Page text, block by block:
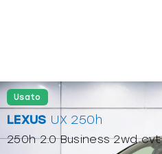
Usato
LEXUS UX 250h
250h 2.0 Business 2wd cvt